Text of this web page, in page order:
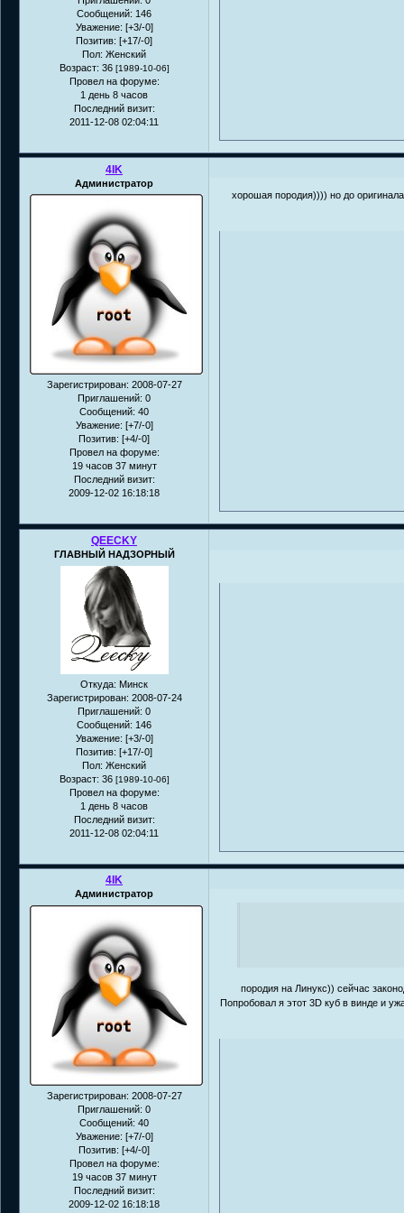
Сообщений: 146
Уважение: [+3/-0]
Позитив: [+17/-0]
Пол: Женский
Возраст: 36 [1989-10-06]
Провел на форуме:
1 день 8 часов
Последний визит:
2011-12-08 02:04:11
4IK
Администратор
Зарегистрирован: 2008-07-27
Приглашений: 0
Сообщений: 40
Уважение: [+7/-0]
Позитив: [+4/-0]
Провел на форуме:
19 часов 37 минут
Последний визит:
2009-12-02 16:18:18
хорошая породия)))) но до
QEECKY
ГЛАВНЫЙ НАДЗОРНЫЙ
Откуда: Минск
Зарегистрирован: 2008-07-24
Приглашений: 0
Сообщений: 146
Уважение: [+3/-0]
Позитив: [+17/-0]
Пол: Женский
Возраст: 36 [1989-10-06]
Провел на форуме:
1 день 8 часов
Последний визит:
2011-12-08 02:04:11
4IK
Администратор
Зарегистрирован: 2008-07-27
Приглашений: 0
Сообщений: 40
Уважение: [+7/-0]
Позитив: [+4/-0]
Провел на форуме:
19 часов 37 минут
Последний визит:
2009-12-02 16:18:18
породия на Линукс)) сейчас
Попробовал я этот 3D куб в винде и